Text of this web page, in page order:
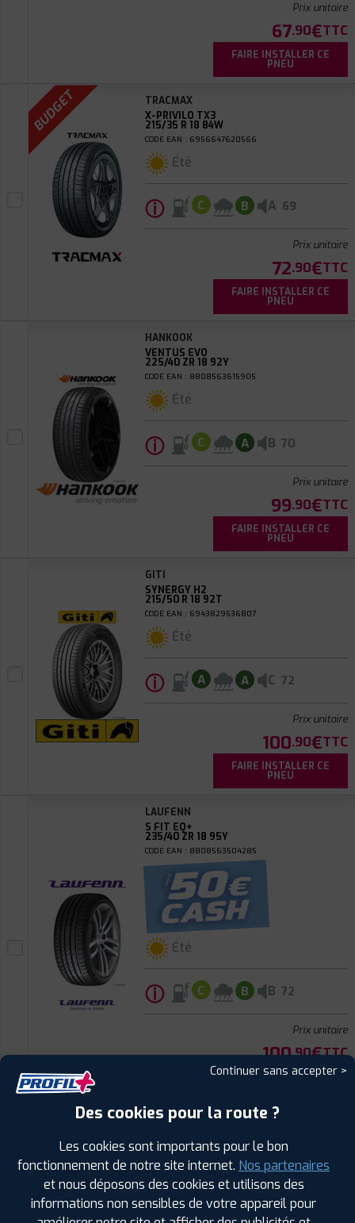
Prix unitaire
67.90€TTC
FAIRE INSTALLER CE
PNEU
BUDGET
TRACMAX
X-PRIVILO TX3
215/35 R 18 84W
CODE EAN : 6956647620566
Été
ⓘ C B A 69
Prix unitaire
72.90€TTC
FAIRE INSTALLER CE
PNEU
HANKOOK
VENTUS EVO
225/40 ZR 18 92Y
CODE EAN : 8808563615905
Été
ⓘ C A B 70
Prix unitaire
99.90€TTC
FAIRE INSTALLER CE
PNEU
GITI
SYNERGY H2
215/50 R 18 92T
CODE EAN : 6943829536807
Été
ⓘ A A C 72
Prix unitaire
100.90€TTC
FAIRE INSTALLER CE
PNEU
LAUFENN
S FIT EQ+
235/40 ZR 18 95Y
CODE EAN : 8808563504285
Été
ⓘ C B B 72
Prix unitaire
100.90€TTC
FAIRE INSTALLER CE
LAUFENN
235/40 ZR 18 95Y
CODE EAN : 8808563654966
Continuer sans accepter >
Des cookies pour la route ?
Les cookies sont importants pour le bon
fonctionnement de notre site internet. Nos partenaires
et nous déposons des cookies et utilisons des
informations non sensibles de votre appareil pour